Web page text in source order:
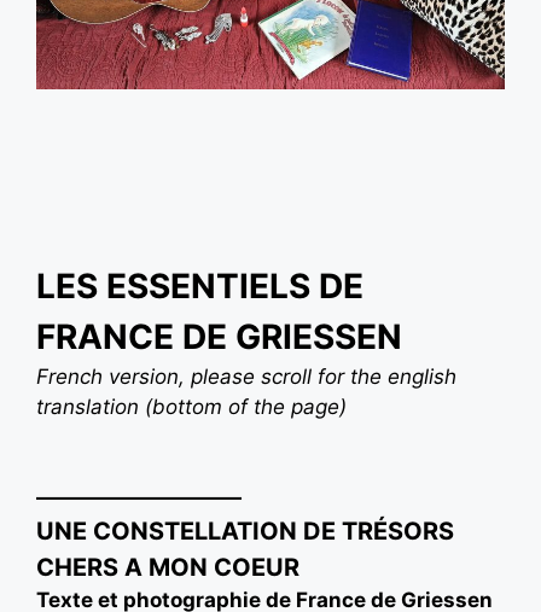
LES ESSENTIELS DE
FRANCE DE GRIESSEN
French version, please scroll for the english
translation (bottom of the page)
——————————
UNE CONSTELLATION DE TRÉSORS
CHERS A MON COEUR
Texte et photographie de France de Griessen